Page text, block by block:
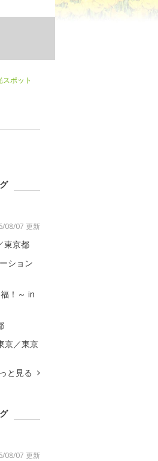
ポット
08/07 更新
東京都
ション
！～ in
京／東京
と見る
08/07 更新